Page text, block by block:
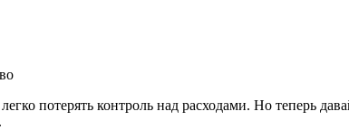
потерять контроль над расходами. Но теперь